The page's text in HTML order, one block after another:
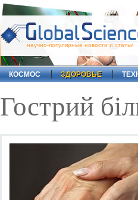
научно-популярные новости и статьи
КОСМОС ЗДОРОВЬЕ
Гострий